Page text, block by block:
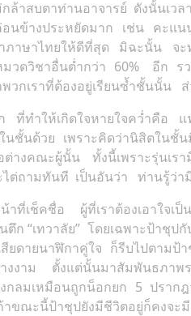
ล้าสบตาท่านอาจารย์ ดังนั้นเ
นข้างประหยัดมาก เช่น คะแ
าษาไทยให้ดีที่สุด มิฉะนั้น จ
มวดวิชาอื่นต่ำกว่า 60% อีก
วกเราที่ต้องอยู่เรียนซ้ำชั้นนั้น
ที่ทำให้เกิดใจหายใจคว่ำคือ
นในชั้นด้วย เพราะคิดว่านิสิ
ต่างคณะผู้นั้น ทั้งนี้เพราะรุ่น
ถามทันที เป็นอันว่า ท่านรู้ว่า
ช็คชื่อ ผู้ที่เราต้องเอาใจเ
ก “เทวาลัย” โดยเฉพาะป้าชุ
ยดายนาฬิกาคู่ใจ ก็รีบไปตา
งงาม ตั้งแต่นั้นมาสัมพันธภา
ลมเหมือนถูกน็อกยก 5 ปราก
าขณะนี้ป้าชุปยังมีชีวิตอยู่ก็คง